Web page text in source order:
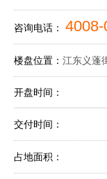
咨询电话：
楼盘位置：江东义蓬
开盘时间：
交付时间：
占地面积：